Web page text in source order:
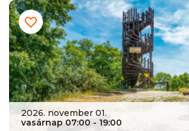
2026. november 01.
vasárnap 07:00 - 19:00